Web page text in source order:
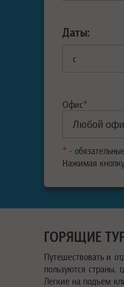
Даты:
с
Офис*
* -
Нажимая
ГОРЯЩИЕ
Путешествовать и
пользуются страны,
Легкие на подъем